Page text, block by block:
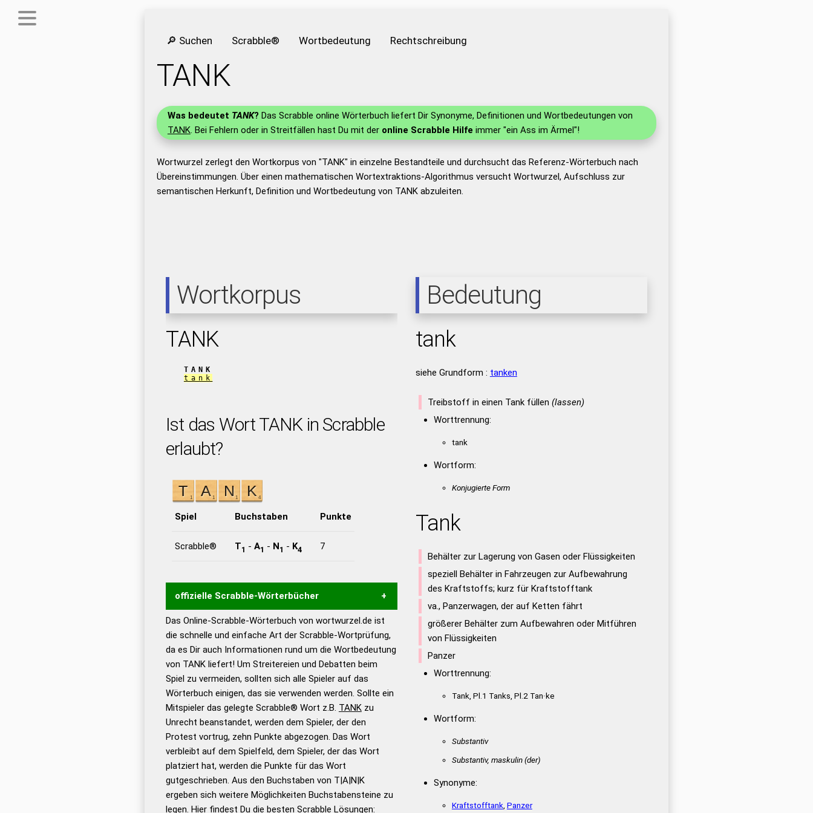
🔎 Suchen Scrabble® Wortbedeutung Rechtschreibung
TANK
Was bedeutet TANK? Das Scrabble online Wörterbuch liefert Dir Synonyme, Definitionen und Wortbedeutungen von
TANK. Bei Fehlern oder in Streitfällen hast Du mit der online Scrabble Hilfe immer "ein Ass im Ärmel"!
Wortwurzel zerlegt den Wortkorpus von "TANK" in einzelne Bestandteile und durchsucht das Referenz-Wörterbuch nach
Übereinstimmungen. Über einen mathematischen Wortextraktions-Algorithmus versucht Wortwurzel, Aufschluss zur
semantischen Herkunft, Definition und Wortbedeutung von TANK abzuleiten.
Wortkorpus
TANK
TANK
tank
Ist das Wort TANK in Scrabble
erlaubt?
Spiel Buchstaben Punkte
Scrabble® T1 - A1 - N1 - K4 7
offizielle Scrabble-Wörterbücher
Wortwurzel liefert mit Hilfe eines semantischen
Wortanalyse-Algorithmus gute Anhaltspunkte zu
Wortbedeutung, Worttrennung und Wortform, um die
Gültigkeit eines Wortes für das Scrabble-Spiel zu
bestimmen! zugelassene Turnier Scrabble-
Wörterbücher sind:
Duden – Standardwerk in 12
Bänden
Duden – Richtiges und gutes
Deutsch
Duden – Die deutsche Grammatik
Das Online-Scrabble-Wörterbuch von wortwurzel.de ist
die schnelle und einfache Art der Scrabble-Wortprüfung,
da es Dir auch Informationen rund um die Wortbedeutung
von TANK liefert! Um Streitereien und Debatten beim
Spiel zu vermeiden, sollten sich alle Spieler auf das
Wörterbuch einigen, das sie verwenden werden. Sollte ein
Mitspieler das gelegte Scrabble® Wort z.B. TANKzu
Unrecht beanstandet, werden dem Spieler, der den
Protest vortrug, zehn Punkte abgezogen. Das Wort
verbleibt auf dem Spielfeld, dem Spieler, der das Wort
platziert hat, werden die Punkte für das Wort
gutgeschrieben. Aus den Buchstaben von T|A|N|K
ergeben sich weitere Möglichkeiten Buchstabensteine zu
legen. Hier findest Du die besten Scrabble Lösungen:
Bedeutung
tank
siehe Grundform : tanken
Treibstoff in einen Tank füllen (lassen)
Worttrennung:
tank
Wortform:
Konjugierte Form
Tank
Behälter zur Lagerung von Gasen oder Flüssigkeiten
speziell Behälter in Fahrzeugen zur Aufbewahrung
des Kraftstoffs; kurz für Kraftstofftank
va., Panzerwagen, der auf Ketten fährt
größerer Behälter zum Aufbewahren oder Mitführen
von Flüssigkeiten
Panzer
Worttrennung:
Tank, Pl.1 Tanks, Pl.2 Tan·ke
Wortform:
Substantiv
Substantiv, maskulin(der)
Synonyme:
Kraftstofftank Panzer